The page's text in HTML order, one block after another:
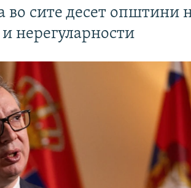
во сите десет општини
нерегуларности